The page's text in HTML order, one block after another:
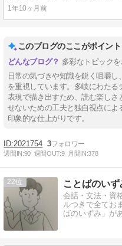
1年10ヶ月前
このブログのここがポイント
多彩なトピック
日常の気づきや知識を鋭く咀嚼
を重視しています。多岐にわた
表現で描き出すため、読む楽しさ
せないための工夫と独自視点によ
印象的な仕上がりです。
2021754 3
週間IN:90 週間OUT:9 月間IN:378
22 ことばのい
会話・文法・資
ルつきで全てお
ばのいずみ」が